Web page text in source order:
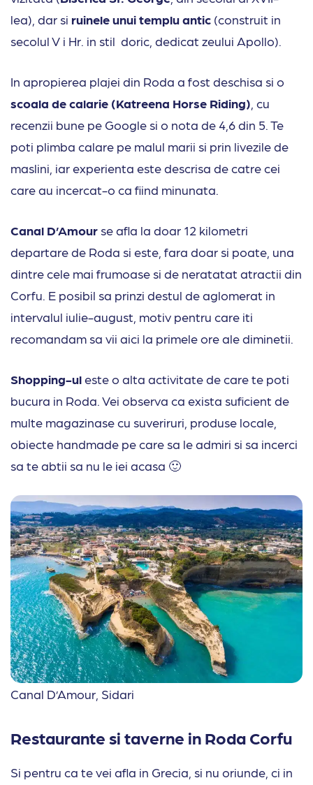
lea), dar si ruinele unui templu antic (construit in
secolul V i Hr. in stil doric, dedicat zeului Apollo).
In apropierea plajei din Roda a fost deschisa si o
scoala de calarie (Katreena Horse Riding) , cu
recenzii bune pe Google si o nota de 4,6 din 5. Te
poti plimba calare pe malul marii si prin livezile de
maslini, iar experienta este descrisa de catre cei
care au incercat-o ca fiind minunata.
Canal D’Amour se afla la doar 12 kilometri
departare de Roda si este, fara doar si poate, una
dintre cele mai frumoase si de neratatat atractii din
Corfu. E posibil sa prinzi destul de aglomerat in
intervalul iulie-august, motiv pentru care iti
recomandam sa vii aici la primele ore ale diminetii.
Shopping-uleste o alta activitate de care te poti
bucura in Roda. Vei observa ca exista suficient de
multe magazinase cu suveriruri, produse locale,
obiecte handmade pe care sa le admiri si sa incerci
sa te abtii sa nu le iei acasa 🙂
Canal D’Amour, Sidari
Restaurante si taverne in Roda Corfu
Si pentru ca te vei afla in Grecia, si nu oriunde, ci in